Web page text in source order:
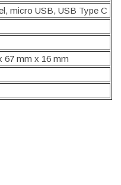
micro USB, USB Type C
67 mm x 16 mm